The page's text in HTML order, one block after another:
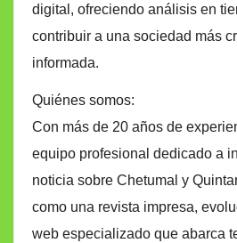
digital, ofreciendo análisis en
contribuir a una sociedad más
informada.
Quiénes somos:
Con más de 20 años de
equipo profesional dedicado a
noticia sobre Chetumal y
como una revista impresa,
web especializado que abarca